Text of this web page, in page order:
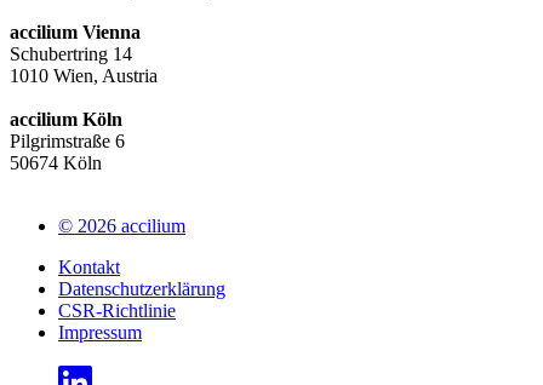
accilium Vienna
Schubertring 14
1010 Wien, Austria
accilium Köln
Pilgrimstraße 6
50674 Köln
© 2026 accilium
Kontakt
Datenschutzerklärung
CSR-Richtlinie
Impressum